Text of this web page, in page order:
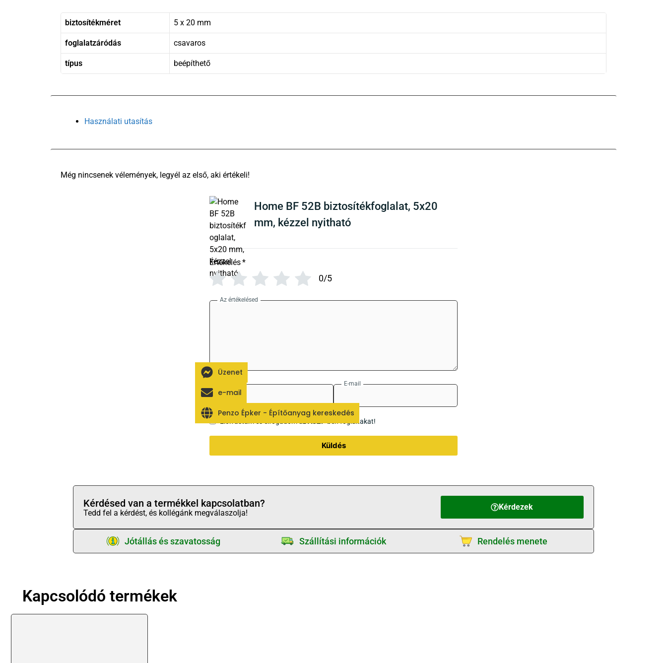
biztosítékméret 5 x 20 mm
foglalatzáródás csavaros
típus beépíthető
Használati utasítás
Home BF 52B biztosítékfoglalat, 5x20
mm, kézzel nyitható
Értékelés*
0/5
Az értékelésed
E-mail
-ben foglaltakat!
Küldés
Kérdezek
Kérdésed van a termékkel kapcsolatban?
Tedd fel a kérdést, és kollégánk megválaszolja!
Jótállás és szavatosság Szállítási információk Rendelés menete
Kapcsolódó termékek
Üzenet
e-mail
Penzo Épker - Építőanyag kereskedés